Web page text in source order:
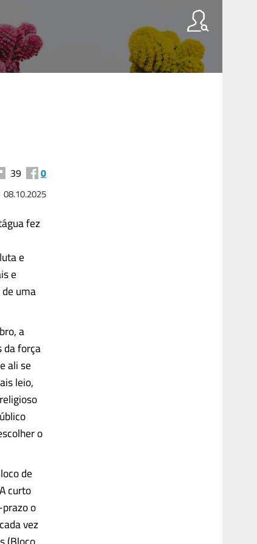
39 0
08.10.2025
fez
e
e
uma
a
da força
ali se
leio,
o
de
curto
o
vez